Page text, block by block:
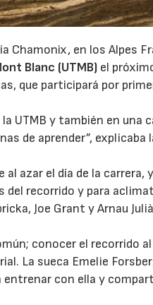
Chamonix, en los Alpes
Blanc (UTMB) el
que participará por
UTMB y también en
de aprender”, explicaba
al azar el día de la
recorrido y para
Joe Grant y Arnau
conocer el recorrido
La sueca Emelie
entrenar con ella y